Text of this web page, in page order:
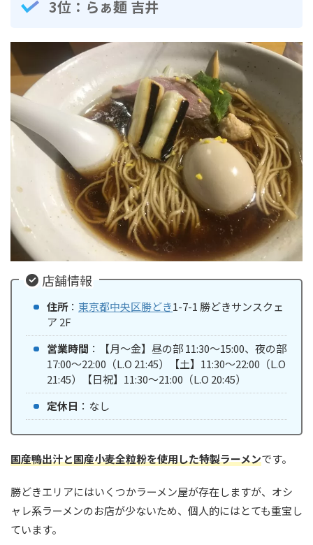
3位： らぁ麺 吉井
店舗情報
住所： 東京都中央区勝どき1-7-1 勝どきサンスクェ
ア 2F
営業時間 ：【月〜金】昼の部 11:30～15:00、夜の部
17:00〜22:00（L.O 21:45）【土】11:30〜22:00（L.O
21:45）【日祝】11:30〜21:00（L.O 20:45）
定休日 ：なし
国産鴨出汁と国産小麦全粒粉を使用した特製ラーメンです。
勝どきエリアにはいくつかラーメン屋が存在しますが、オシ
ャレ系ラーメンのお店が少ないため、個人的にはとても重宝し
ています。